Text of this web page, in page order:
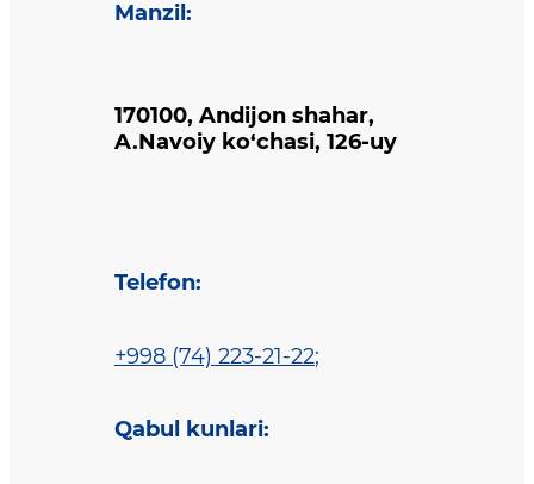
Manzil :
170100, Andijon shahar,
A.Navoiy ko‘chasi, 126-uy
Telefon:
+998 (74) 223-21-22;
Qabul kunlari: